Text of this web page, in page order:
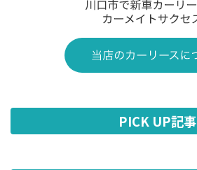
PICK UP記事